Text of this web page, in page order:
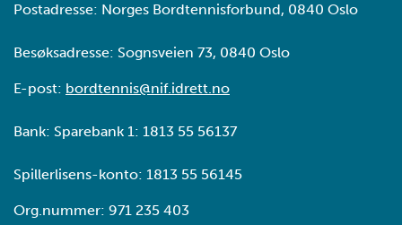
Postadresse: Norges Bordtennisforbund, 0840 Oslo
Besøksadresse: Sognsveien 73, 0840 Oslo
E-post: bordtennis@nif.idrett.no
Bank: Sparebank 1: 1813 55 56137
Spillerlisens-konto: 1813 55 56145
Org.nummer: 971 235 403